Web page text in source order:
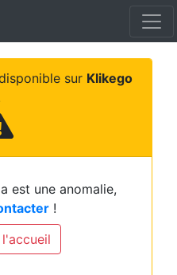
sur Klikego
est une anomalie,
!